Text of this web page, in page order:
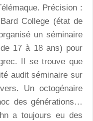
Précision :
College (état de
un séminaire
17 à 18 ans) pour
Il se trouve que
audit séminaire sur
Un octogénaire
des générations…
a toujours eu des